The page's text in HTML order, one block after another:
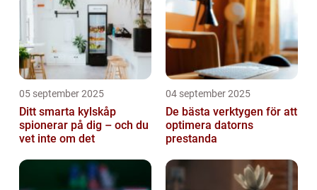
05 september 2025
Ditt smarta kylskåp
spionerar på dig – och du
vet inte om det
04 september 2025
De bästa verktygen för att
optimera datorns
prestanda